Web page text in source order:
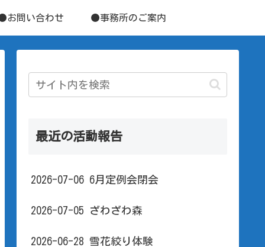
お問い合わせ ●事務所のご案内
最近の活動報告
2026-07-06 6月定例会閉会
2026-07-05 ざわざわ森
2026-06-28 雪花絞り体験